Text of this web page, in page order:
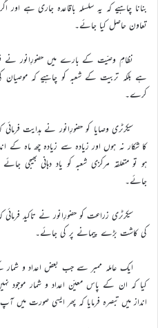
بنانا چاہیے کہ یہ سلسلہ باقاعدہ جاری ہے اور
تعاون حاصل کیا جائے۔
نظامِ وصیّت کے بارے میں حضورِانور نے
ہے بلکہ تربیت کے شعبہ کو چاہیے کہ موصیان
کرے۔
سیکرٹری وصایا کو حضورِانور نے ہدایت
کا شکار نہ ہوں اور زیادہ سے زیادہ چھ ماہ کے
ہو تو متعلقہ مرکزی شعبہ کو یاد دہانی بھیجی
جائے۔
سیکرٹری زراعت کو حضورِانور نے تاکید
کی کاشت بڑے پیمانے پر کی جائے۔
ایک عاملہ ممبر سے جب بعض اعداد و
کیا کہ ان کے پاس معیّن اعداد و شمار موجود
انداز میں تبصرہ فرمایا کہ پھر ایسی صورت